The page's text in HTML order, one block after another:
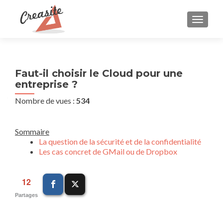
Faut-il choisir le Cloud pour une
entreprise ?
Nombre de vues : 534
Sommaire
La question de la sécurité et de la confidentialité
Les cas concret de GMail ou de Dropbox
12
Partages